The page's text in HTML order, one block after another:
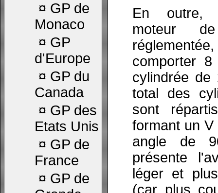
¤ GP de
Monaco
¤ GP
d'Europe
¤ GP du
Canada
¤ GP des
Etats Unis
¤ GP de
France
¤ GP de
En outre,
moteur
comporter
cylindrée
total des
sont
formant un
angle de
présente
léger et
(car plus